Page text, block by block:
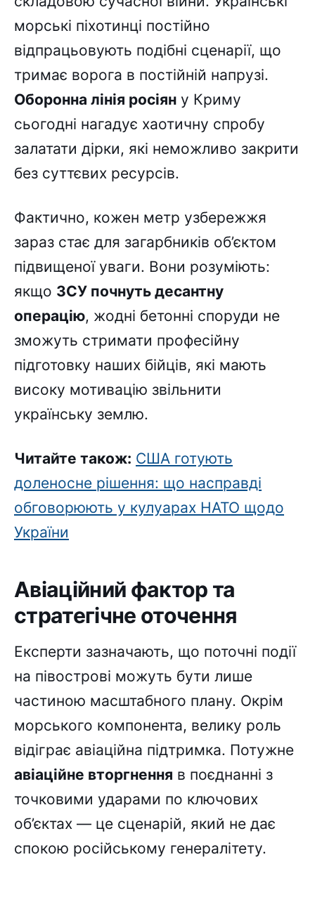
морські піхотинці постійно
відпрацьовують подібні сценарії, що
тримає ворога в постійній напрузі.
Оборонна лінія росіян у Криму
сьогодні нагадує хаотичну спробу
залатати дірки, які неможливо закрити
без суттєвих ресурсів.
Фактично, кожен метр узбережжя
зараз стає для загарбників об’єктом
підвищеної уваги. Вони розуміють:
якщо ЗСУ почнуть десантну
операцію, жодні бетонні споруди не
зможуть стримати професійну
підготовку наших бійців, які мають
високу мотивацію звільнити
українську землю.
Читайте також: США готують
доленосне рішення: що насправді
обговорюють у кулуарах НАТО щодо
України
Авіаційний фактор та
стратегічне оточення
Експерти зазначають, що поточні події
на півострові можуть бути лише
частиною масштабного плану. Окрім
морського компонента, велику роль
відіграє авіаційна підтримка. Потужне
авіаційне вторгнення в поєднанні з
точковими ударами по ключових
об’єктах — це сценарій, який не дає
спокою російському генералітету.